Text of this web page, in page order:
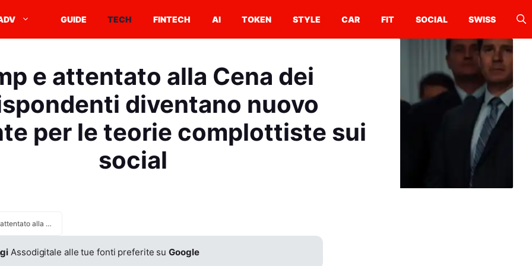
GUIDE TECH FINTECH AI TOKEN STYLE CAR FIT SOCIAL SWISS
e attentato alla Cena dei
diventano nuovo
per le teorie complottiste sui
social
Trump e attentato alla Cena dei corrispondenti diventano nuovo carburante per le teorie complottiste sui social
Assodigitale alle tue fonti preferite suGoogle